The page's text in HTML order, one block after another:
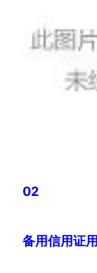
02
备用信用证